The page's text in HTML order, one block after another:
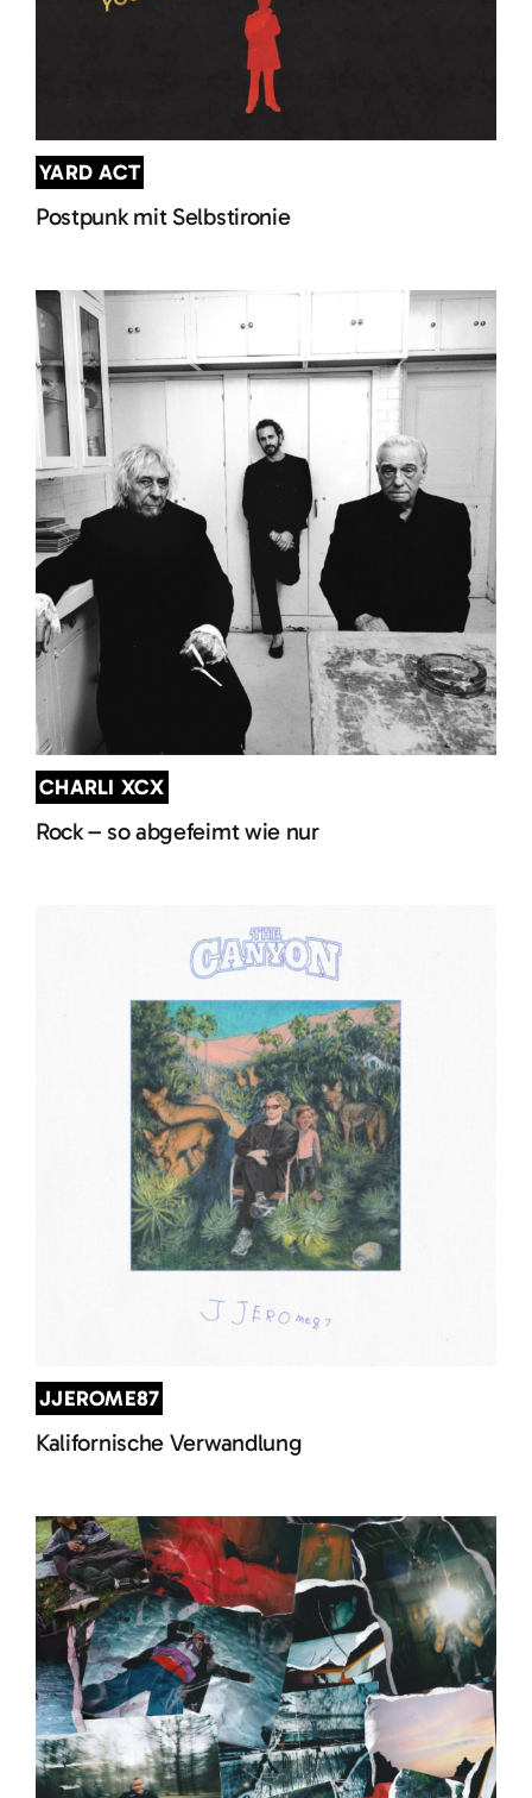
YARD ACT
Postpunk mit Selbstironie
CHARLI XCX
Rock – so abgefeimt wie nur
JJEROME87
Kalifornische Verwandlung